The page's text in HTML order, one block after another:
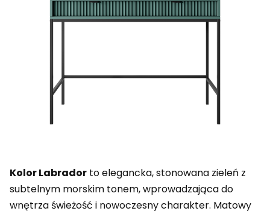
Kolor Labrador to elegancka, stonowana zieleń z
subtelnym morskim tonem, wprowadzająca do
wnętrza świeżość i nowoczesny charakter. Matowy